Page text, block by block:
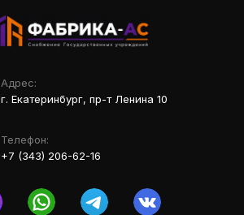
Адрес:
г. Екатеринбург, пр-т Ленина 10
Телефон:
+7 (343) 206-62-16